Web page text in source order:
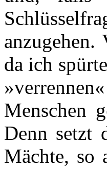
anzugehen.
da ich
Menschen
Denn setzt
Mächte, so